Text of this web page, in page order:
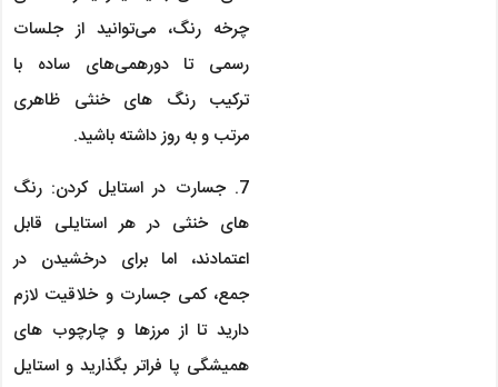
چرخه رنگ، می‌توانید از جلسات
رسمی تا دورهمی‌های ساده با
ترکیب رنگ های خنثی ظاهری
مرتب و به روز داشته باشید.
7. جسارت در استایل کردن: رنگ
های خنثی در هر استایلی قابل
اعتمادند، اما برای درخشیدن در
جمع، کمی جسارت و خلاقیت لازم
دارید تا از مرزها و چارچوب های
همیشگی پا فراتر بگذارید و استایل